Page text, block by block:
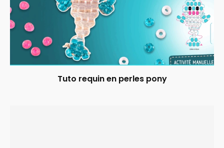
Tuto requin en perles pony